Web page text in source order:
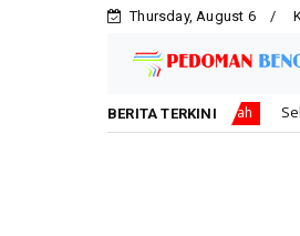
Thursday, August 6
BERITA TERKINI
Daerah Sekda Provinsi